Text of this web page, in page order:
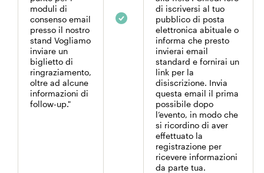
moduli di
consenso email
presso il nostro
stand Vogliamo
inviare un
biglietto di
ringraziamento,
oltre ad alcune
informazioni di
follow-up."
di iscriversi al tuo
pubblico di posta
elettronica abituale o
informa che presto
invierai email
standard e fornirai un
link per la
disiscrizione. Invia
questa email il prima
possibile dopo
l’evento, in modo che
si ricordino di aver
effettuato la
registrazione per
ricevere informazioni
da parte tua.